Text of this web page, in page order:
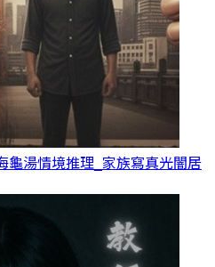
龜湯情境推理_家族寫真光闇居